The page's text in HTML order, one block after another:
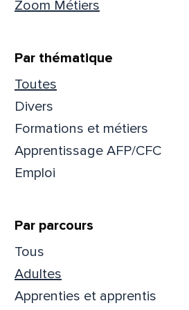
Zoom Métiers
Par thématique
Toutes
Divers
Formations et métiers
Apprentissage AFP/CFC
Emploi
Par parcours
Tous
Adultes
Apprenties et apprentis